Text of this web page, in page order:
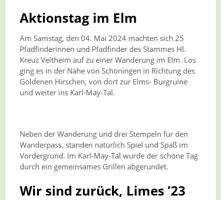
Aktionstag im Elm
Am Samstag, den 04. Mai 2024 machten sich 25
Pfadfinderinnen und Pfadfinder des Stammes Hl.
Kreuz Veltheim auf zu einer Wanderung im Elm. Los
ging es in der Nähe von Schöningen in Richtung des
Goldenen Hirschen, von dort zur Elms- Burgruine
und weiter ins Karl-May-Tal.
Neben der Wanderung und drei Stempeln für den
Wanderpass, standen natürlich Spiel und Spaß im
Vordergrund. Im Karl-May-Tal wurde der schöne Tag
durch ein gemeinsames Grillen abgerundet.
Wir sind zurück, Limes ’23